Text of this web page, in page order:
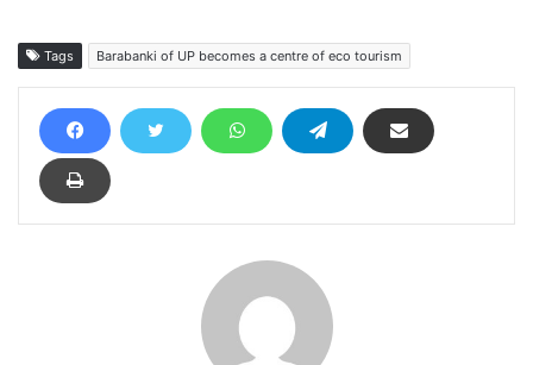
Tags Barabanki of UP becomes a centre of eco tourism